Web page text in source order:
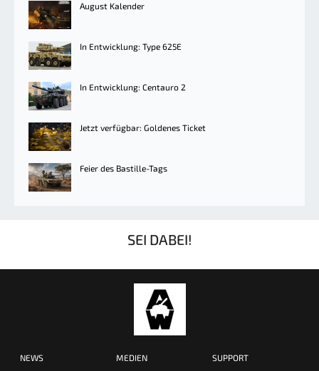
August Kalender
In Entwicklung: Type 625E
In Entwicklung: Centauro 2
Jetzt verfügbar: Goldenes Ticket
Feier des Bastille-Tags
SEI DABEI!
NEWS MEDIEN SUPPORT